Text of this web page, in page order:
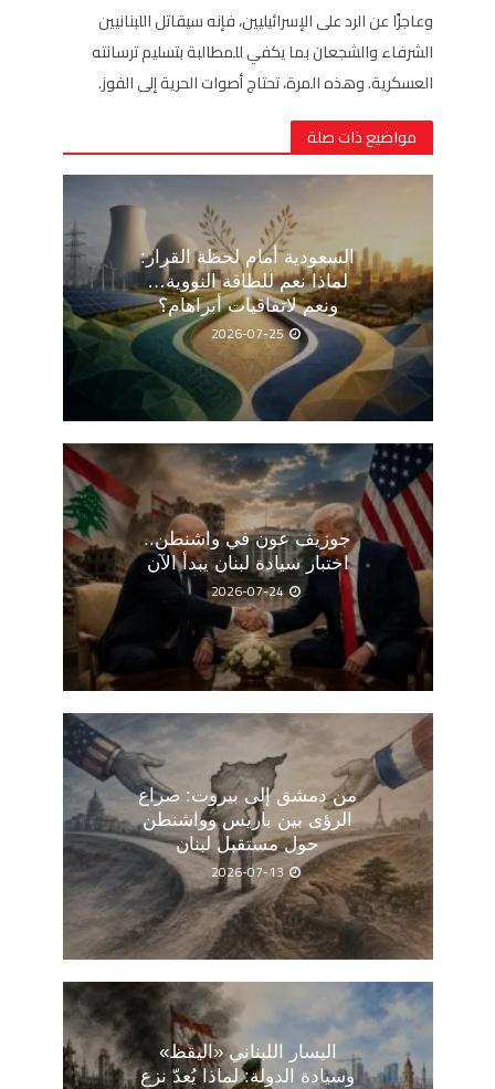
وعاجزًا عن الرد على الإسرائيليين، فإنه سيقاتل اللبنانيين
الشرفاء والشجعان بما يكفي للمطالبة بتسليم ترسانته
العسكرية. وهذه المرة، تحتاج أصوات الحرية إلى الفوز.
مواضيع ذات صلة
السعودية أمام لحظة القرار:
لماذا نعم للطاقة النووية…
ونعم لاتفاقيات أبراهام؟
2026-07-25
جوزيف عون في واشنطن..
اختبار سيادة لبنان يبدأ الآن
2026-07-24
من دمشق إلى بيروت: صراع
الرؤى بين باريس وواشنطن
حول مستقبل لبنان
2026-07-13
اليسار اللبناني «اليقظ»
وسيادة الدولة: لماذا يُعدّ نزع